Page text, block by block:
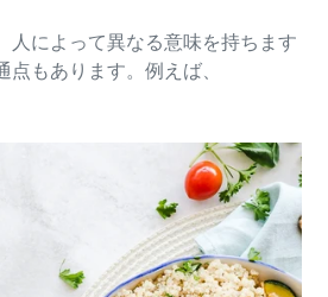
人によって異なる意味を持ちます
もあります。例えば、